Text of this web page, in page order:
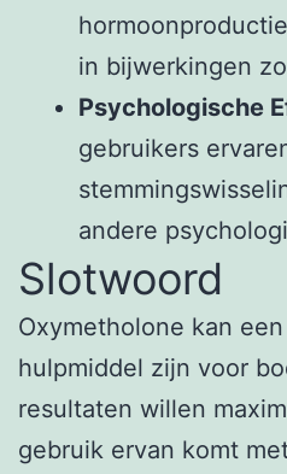
in bijwerkingen
Psychologische
gebruikers
andere
Slotwoord
Oxymetholone kan
hulpmiddel zijn voor
resultaten willen
gebruik ervan komt